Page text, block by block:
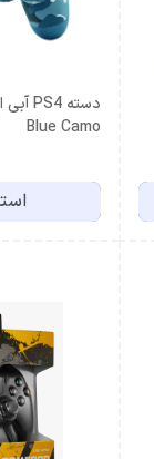
Blue Camo